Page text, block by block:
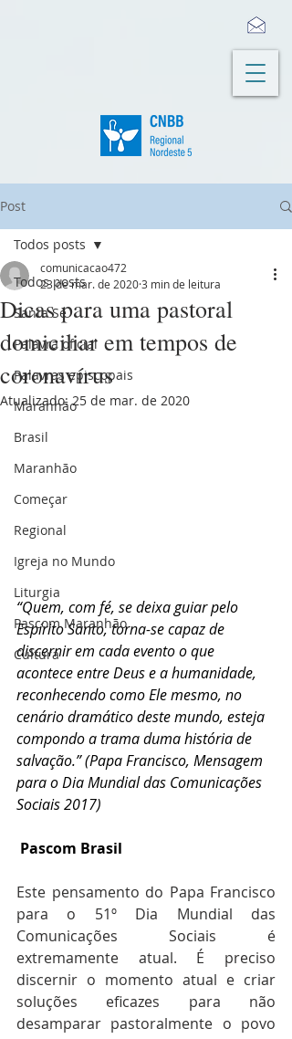
Post
Todos posts
Santa Sé
Palavra oficial
Palavras episcopais
Maranhão
Brasil
Maranhão
Começar
Regional
Igreja no Mundo
Liturgia
Pascom Maranhão
Cultura
Todos posts
Dicas para uma pastoral
domiciliar em tempos de
coronavírus
comunicacao472
23 de mar. de 20203 min de leitura
Atualizado:25 de mar. de 2020
“Quem, com fé, se deixa guiar pelo
Espírito Santo, torna-se capaz de
discernir em cada evento o que
acontece entre Deus e a humanidade,
reconhecendo como Ele mesmo, no
cenário dramático deste mundo, esteja
compondo a trama duma história de
salvação.” (Papa Francisco, Mensagem
para o Dia Mundial das Comunicações
Sociais 2017)
Pascom Brasil
Este pensamento do Papa Francisco
para o 51º Dia Mundial das
Comunicações Sociais é
extremamente atual. É preciso
discernir o momento atual e criar
soluções eficazes para não
desamparar pastoralmente o povo